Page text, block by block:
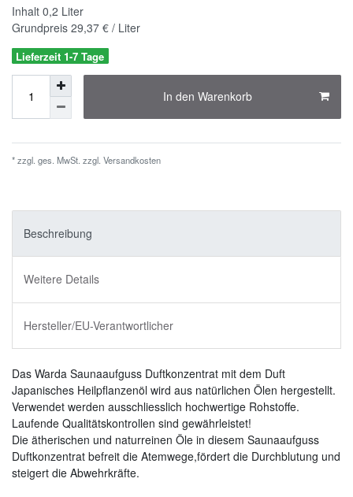
Inhalt 0,2 Liter
Grundpreis 29,37 € / Liter
Lieferzeit 1-7 Tage
In den Warenkorb
* zzgl. ges. MwSt. zzgl. Versandkosten
Beschreibung
Weitere Details
Hersteller/EU-Verantwortlicher
Das Warda Saunaaufguss Duftkonzentrat mit dem Duft
Japanisches Heilpflanzenöl wird aus natürlichen Ölen hergestellt.
Verwendet werden ausschliesslich hochwertige Rohstoffe.
Laufende Qualitätskontrollen sind gewährleistet!
Die ätherischen und naturreinen Öle in diesem Saunaaufguss
Duftkonzentrat befreit die Atemwege,fördert die Durchblutung und
steigert die Abwehrkräfte.